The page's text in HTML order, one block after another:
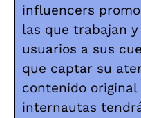
influencers
las que trabajan
usuarios a sus
que captar su
contenido original
internautas